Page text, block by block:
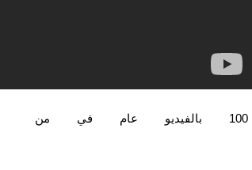
100 بالفيديو عام في من